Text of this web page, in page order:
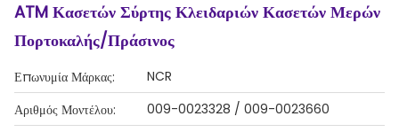
ATM Κασετών Σύρτης Κλειδαριών Κασετών Μερών
Πορτοκαλής/πράσινος
Επωνυμία Μάρκας:
NCR
Αριθμός Μοντέλου:
009-0023328 / 009-0023660